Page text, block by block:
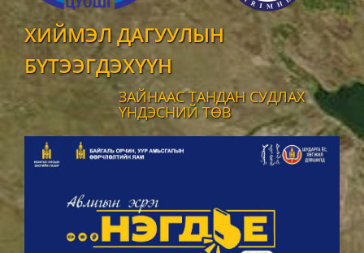
ХИЙМЭЛ ДАГУУЛЫН
БҮТЭЭГДЭХҮҮН
ЗАЙНААС ТАНДАН СУДЛАХ
ҮНДЭСНИЙ ТӨВ